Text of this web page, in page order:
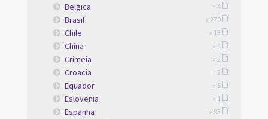
Belgica » 4
Brasil » 270
Chile » 13
China » 4
Crimeia » 2
Croacia » 2
Equador » 5
Eslovenia » 1
Espanha » 93